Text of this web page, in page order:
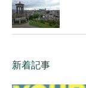
新着記事